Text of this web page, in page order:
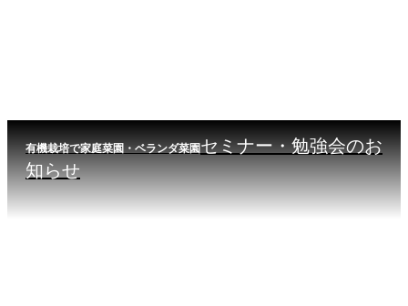
有機栽培で家庭菜園・ベランダ菜園セミナー・勉強会のお
知らせ